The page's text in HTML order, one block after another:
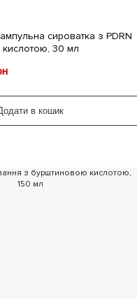
сироватка з PDRN
кислотою, 30 мл
в кошик